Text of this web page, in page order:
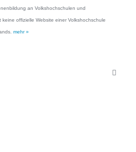
an Volkshochschulen und
offizielle Website einer Volkshochschule
mehr »